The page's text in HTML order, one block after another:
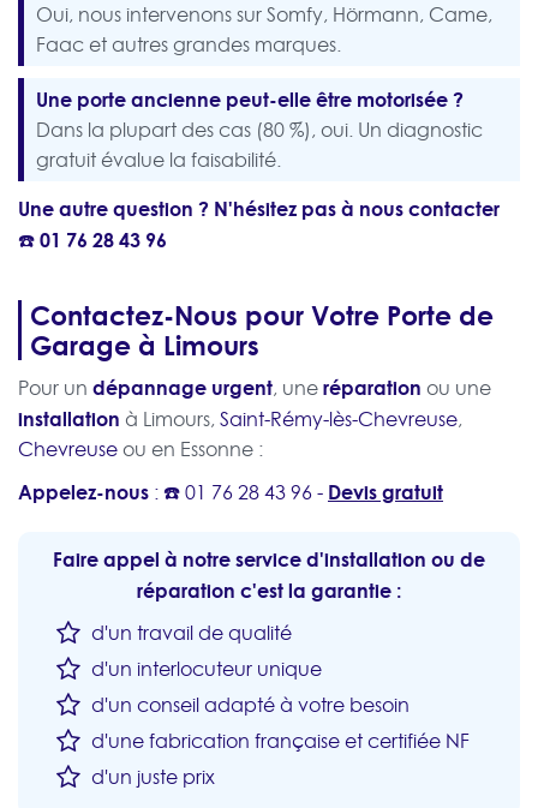
Oui, nous intervenons sur Somfy, Hörmann, Came,
Faac et autres grandes marques.
Une porte ancienne peut-elle être motorisée ?
Dans la plupart des cas (80 %), oui. Un diagnostic
gratuit évalue la faisabilité.
Une autre question ? N'hésitez pas à nous contacter
☎️01 76 28 43 96
Contactez-Nous pour Votre Porte de
Garage à Limours
Pour un dépannage urgent, uneréparation ou une
installation à Limours, Saint-Rémy-lès-Chevreuse,
Chevreuseou en Essonne :
Appelez-nous : ☎️01 76 28 43 96- Devis gratuit
Faire appel à notre service d'installation ou de
réparation c'est la garantie :
d'un travail de qualité
d'un interlocuteur unique
d'un conseil adapté à votre besoin
d'une fabrication française et certifiée NF
d'un juste prix